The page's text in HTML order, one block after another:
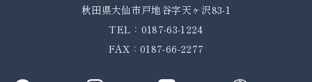
秋田県大仙市戸地谷字天ヶ沢83-1
TEL：0187-63-1224
FAX：0187-66-2277